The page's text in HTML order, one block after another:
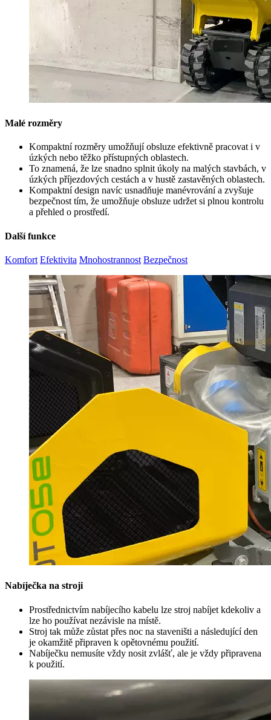
Malé rozměry
Kompaktní rozměry umožňují obsluze efektivně pracovat i v
úzkých nebo těžko přístupných oblastech.
To znamená, že lze snadno splnit úkoly na malých stavbách, v
úzkých příjezdových cestách a v hustě zastavěných oblastech.
Kompaktní design navíc usnadňuje manévrování a zvyšuje
bezpečnost tím, že umožňuje obsluze udržet si plnou kontrolu
a přehled o prostředí.
Další funkce
Komfort Efektivita Mnohostrannost Bezpečnost
Nabíječka na stroji
Prostřednictvím nabíjecího kabelu lze stroj nabíjet kdekoliv a
lze ho používat nezávisle na místě.
Stroj tak může zůstat přes noc na staveništi a následující den
je okamžitě připraven k opětovnému použití.
Nabíječku nemusíte vždy nosit zvlášť, ale je vždy připravena
k použití.